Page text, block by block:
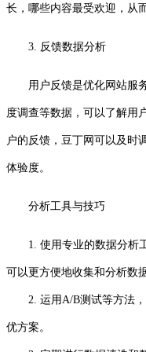
长，哪些内容最受欢迎，从
3. 反馈数据分析
用户反馈是优化网站服
度调查等数据，可以了解用
户的反馈，豆丁网可以及时
体验度。
分析工具与技巧
1. 使用专业的数据分析
可以更方便地收集和分析数据
2. 运用A/B测试等方法，
优方案。